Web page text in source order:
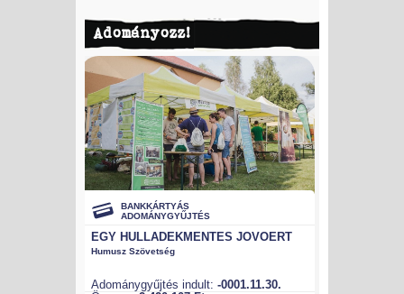
Adományozz!